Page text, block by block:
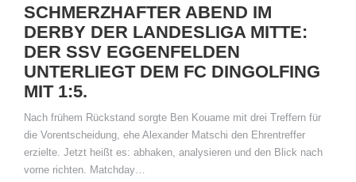
SCHMERZHAFTER ABEND IM
DERBY DER LANDESLIGA MITTE:
DER SSV EGGENFELDEN
UNTERLIEGT DEM FC DINGOLFING
MIT 1:5.
Nach frühem Rückstand sorgte Ben Kouame mit drei Treffern für
die Vorentscheidung, ehe Alexander Matschi den Ehrentreffer
erzielte. Jetzt heißt es: abhaken, analysieren und den Blick nach
vorne richten. Matchday…